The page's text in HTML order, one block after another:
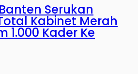
Serukan
Kabinet Merah
1.000 Kader Ke